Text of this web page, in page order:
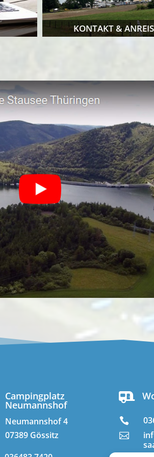
KONTAKT &
Campingplatz
Neumannshof
Neumannshof 4
07389 Gössitz


